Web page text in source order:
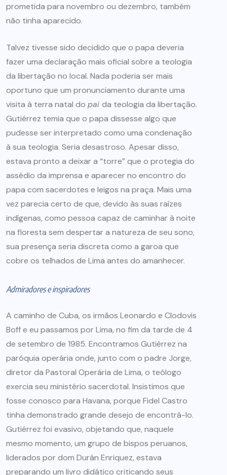
prometida para novembro ou dezembro, também
não tinha aparecido.
Talvez tivesse sido decidido que o papa deveria
fazer uma declaração mais oficial sobre a teologia
da libertação no local. Nada poderia ser mais
oportuno que um pronunciamento durante uma
visita à terra natal do pai da teologia da libertação.
Gutiérrez temia que o papa dissesse algo que
pudesse ser interpretado como uma condenação
à sua teologia. Seria desastroso. Apesar disso,
estava pronto a deixar a “torre” que o protegia do
assédio da imprensa e aparecer no encontro do
papa com sacerdotes e leigos na praça. Mais uma
vez parecia certo de que, devido às suas raízes
indígenas, como pessoa capaz de caminhar à noite
na floresta sem despertar a natureza de seu sono,
sua presença seria discreta como a garoa que
cobre os telhados de Lima antes do amanhecer.
Admiradores e inspiradores
A caminho de Cuba, os irmãos Leonardo e Clodovis
Boff e eu passamos por Lima, no fim da tarde de 4
de setembro de 1985. Encontramos Gutiérrez na
paróquia operária onde, junto com o padre Jorge,
diretor da Pastoral Operária de Lima, o teólogo
exercia seu ministério sacerdotal. Insistimos que
fosse conosco para Havana, porque Fidel Castro
tinha demonstrado grande desejo de encontrá-lo.
Gutiérrez foi evasivo, objetando que, naquele
mesmo momento, um grupo de bispos peruanos,
liderados por dom Durán Enriquez, estava
preparando um livro didático criticando seus